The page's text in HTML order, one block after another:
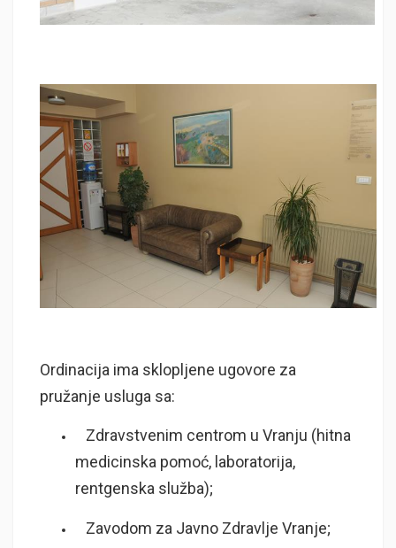
Ordinacija ima sklopljene ugovore za
pružanje usluga sa:
Zdravstvenim centrom u Vranju (hitna
medicinska pomoć, laboratorija,
rentgenska služba);
Zavodom za Javno Zdravlje Vranje;